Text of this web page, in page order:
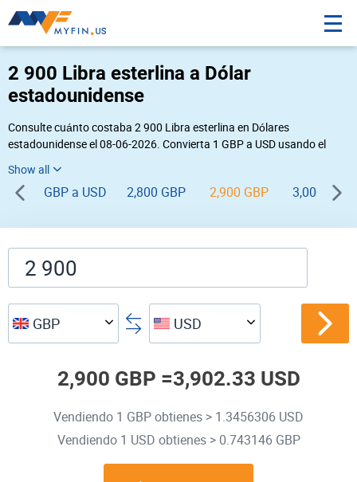
2 900 Libra esterlina a Dólar
estadounidense
Consulte cuánto costaba 2 900 Libra esterlina en Dólares
estadounidense el 08-06-2026. Convierta 1 GBP a USD usando el
inversa, vaya a «
GBP a USD 2,800 GBP 2,900 GBP 3,000 GBP
GBP USD
2,900 GBP =3,902.33 USD
Vendiendo 1 GBP obtienes > 1.3456306 USD
Vendiendo 1 USD obtienes > 0.743146 GBP